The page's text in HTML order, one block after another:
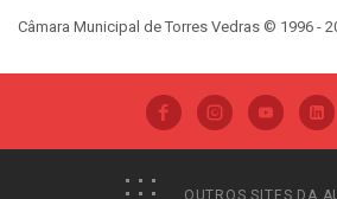
Câmara Municipal de Torres Vedras © 1996 -
OUTROS SITES DA